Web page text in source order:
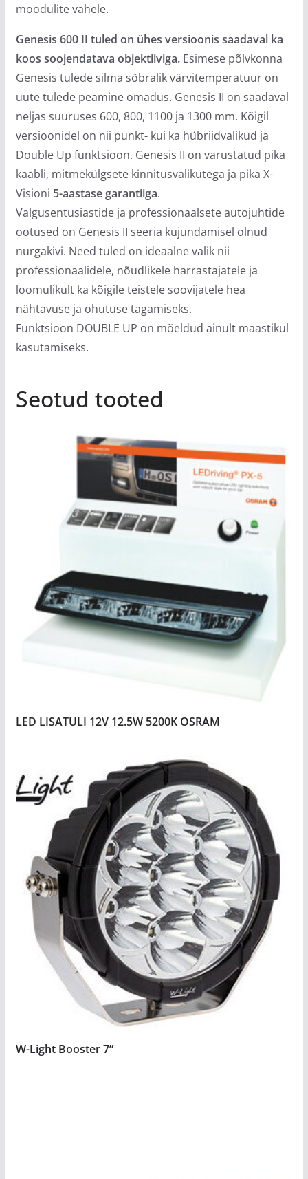
moodulite vahele.
Genesis 600II tuled on ühes versioonis saadaval ka
koos soojendatava objektiiviga.Esimese põlvkonna
Genesis tulede silma sõbralik värvitemperatuur on
uute tulede peamine omadus. Genesis II on saadaval
neljas suuruses 600, 800, 1100 ja 1300 mm. Kõigil
versioonidel on nii punkt- kui ka hübriidvalikud ja
Double Up funktsioon. Genesis II on varustatud pika
kaabli, mitmekülgsete kinnitusvalikutega ja pika X-
Visioni 5-aastase garantiiga.
Valgusentusiastide ja professionaalsete autojuhtide
ootused on Genesis II seeria kujundamisel olnud
nurgakivi. Need tuled on ideaalne valik nii
professionaalidele, nõudlikele harrastajatele ja
loomulikult ka kõigile teistele soovijatele hea
nähtavuse ja ohutuse tagamiseks.
Funktsioon DOUBLE UP on mõeldud ainult maastikul
kasutamiseks.
Seotud tooted
LED LISATULI 12V 12.5W 5200K OSRAM
W-Light Booster 7”